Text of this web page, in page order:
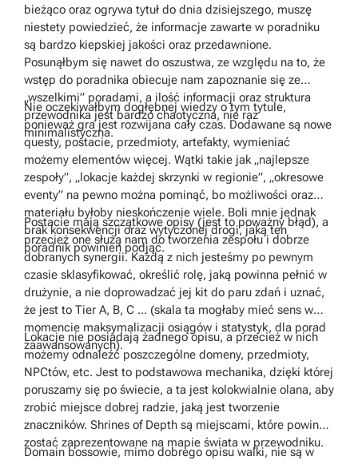
bieżąco oraz ogrywa tytuł do dnia dzisiejszego, muszę
niestety powiedzieć, że informacje zawarte w poradniku
są bardzo kiepskiej jakości oraz przedawnione.
Posunąłbym się nawet do oszustwa, ze względu na to, że
wstęp do poradnika obiecuje nam zapoznanie się ze
„wszelkimi” poradami, a ilość informacji oraz struktura
przewodnika jest bardzo chaotyczna, nie raz
minimalistyczna.
Nie oczekiwałbym dogłębnej wiedzy o tym tytule,
ponieważ gra jest rozwijana cały czas. Dodawane są nowe
questy, postacie, przedmioty, artefakty, wymieniać
możemy elementów więcej. Wątki takie jak „najlepsze
zespoły”, „lokacje każdej skrzynki w regionie”, „okresowe
eventy” na pewno można pominąć, bo możliwości oraz
materiału byłoby nieskończenie wiele. Boli mnie jednak
brak konsekwencji oraz wytyczonej drogi, jaką ten
poradnik powinien podjąć.
Postacie mają szczątkowe opisy (jest to poważny błąd), a
przecież one służą nam do tworzenia zespołu i dobrze
dobranych synergii. Każdą z nich jesteśmy po pewnym
czasie sklasyfikować, określić rolę, jaką powinna pełnić w
drużynie, a nie doprowadzać jej kit do paru zdań i uznać,
że jest to Tier A, B, C ... (skala ta mogłaby mieć sens w
momencie maksymalizacji osiągów i statystyk, dla porad
zaawansowanych).
Lokacje nie posiadają żadnego opisu, a przecież w nich
możemy odnaleźć poszczególne domeny, przedmioty,
NPCtów, etc. Jest to podstawowa mechanika, dzięki której
poruszamy się po świecie, a ta jest kolokwialnie olana, aby
zrobić miejsce dobrej radzie, jaką jest tworzenie
znaczników. Shrines of Depth są miejscami, które powinny
zostać zaprezentowane na mapie świata w przewodniku.
Domain bossowie, mimo dobrego opisu walki, nie są w